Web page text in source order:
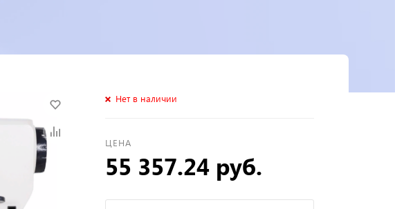
Нет в наличии
ЦЕНА
55 357.24 руб.